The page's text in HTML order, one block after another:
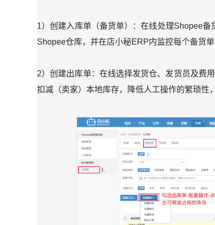
1）创建入库单（备货单）：在线处理Shopee
Shopee仓库，并在店小秘ERP内监控每个备货
2）创建出库单：在线选择发货仓、发货员及费
扣减（卖家）本地库存，降低人工操作的繁琐性